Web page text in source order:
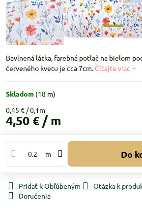
Bavlnená látka, farebná potlač na bielom
červeného kvetu je cca 7cm. Čítajte viac
Skladom (18 m)
0,45 €
4,50 € / m
m Do
Pridať k Obľúbeným Otázka k
Doručenia